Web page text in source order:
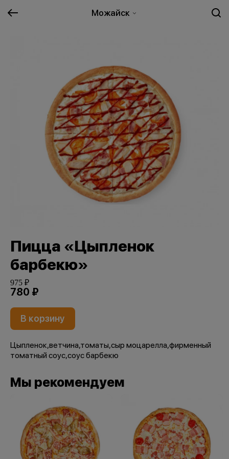
Можайск
Пицца «Цыпленок
барбекю»
975 ₽
780 ₽
В корзину
Цыпленок,ветчина,томаты,сыр моцарелла,фирменный
томатный соус,соус барбекю
Мы рекомендуем